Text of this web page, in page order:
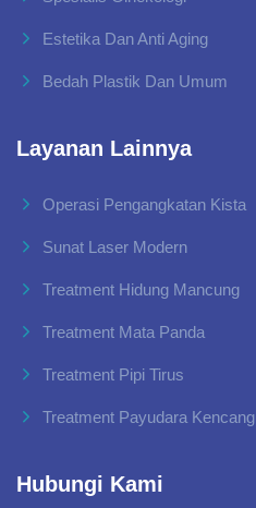
Estetika Dan Anti Aging
Bedah Plastik Dan Umum
Layanan Lainnya
Operasi Pengangkatan Kista
Sunat Laser Modern
Treatment Hidung Mancung
Treatment Mata Panda
Treatment Pipi Tirus
Treatment Payudara Kencang
Hubungi Kami